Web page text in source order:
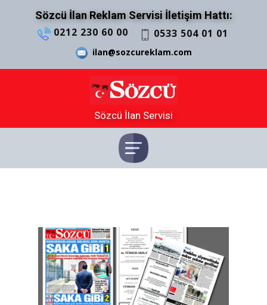
Sözcü İlan Reklam Servisi İletişim Hattı:
0212 230 60 00 0533 504 01 01
ilan@sozcureklam.com
Sözcü İlan Servisi